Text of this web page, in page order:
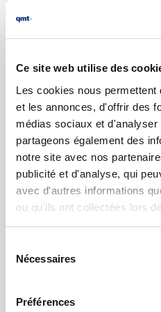
Ce site web utilise des
Les cookies nous
et les annonces, d'offrir des
médias sociaux et d'analyser
partageons également des
notre site avec nos
publicité et d'analyse, qui
avec d'autres informations
ou qu'ils ont collectées lors
services.
Nécessaires
Préférences
Appareil de
avant livraison de
pour Baud